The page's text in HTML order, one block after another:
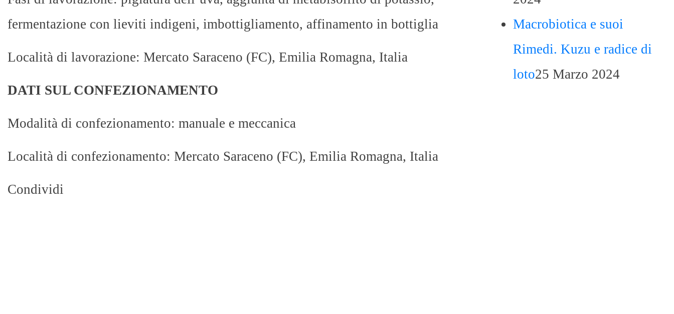
fermentazione con lieviti indigeni, imbottigliamento, affinamento in bottiglia
Località di lavorazione: Mercato Saraceno (FC), Emilia Romagna, Italia
DATI SUL CONFEZIONAMENTO
Modalità di confezionamento: manuale e meccanica
Località di confezionamento: Mercato Saraceno (FC), Emilia Romagna, Italia
Condividi
Macrobiotica e suoi
Rimedi. Kuzu e radice di
loto25 Marzo 2024